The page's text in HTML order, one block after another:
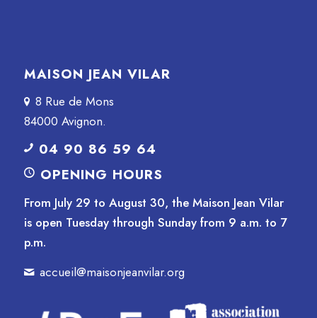
MAISON JEAN VILAR
8 Rue de Mons
84000 Avignon.
04 90 86 59 64
OPENING HOURS
From July 29 to August 30, the Maison Jean Vilar
is open Tuesday through Sunday from 9 a.m. to 7
p.m.
accueil@maisonjeanvilar.org